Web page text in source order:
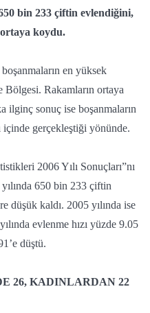
bin 233 çiftin evlendiğini,
ortaya koydu.
en yüksek
Bölgesi. Rakamların ortaya
ilginç sonuç ise boşanmaların
içinde gerçekleştiği yönünde.
2006 Yılı Sonuçları”nı
650 bin 233 çiftin
düşük kaldı. 2005 yılında ise
evlenme hızı yüzde 9.05
düştü.
26, KADINLARDAN 22